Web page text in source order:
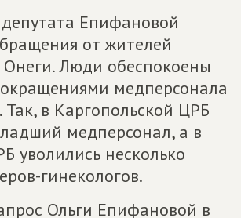
Епифановой
от жителей
Онеги. Люди обеспокоены
медперсонала
Так, в Каргопольской ЦРБ
медперсонал, а в
уволились несколько
гинекологов.
Ольги Епифановой в